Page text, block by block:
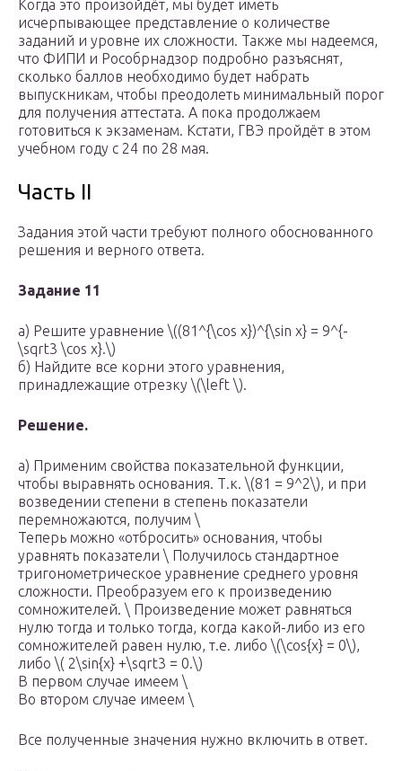
Когда это произойдёт, мы будет иметь
исчерпывающее представление о количестве
заданий и уровне их сложности. Также мы надеемся,
что ФИПИ и Рособрнадзор подробно разъяснят,
сколько баллов необходимо будет набрать
выпускникам, чтобы преодолеть минимальный порог
для получения аттестата. А пока продолжаем
готовиться к экзаменам. Кстати, ГВЭ пройдёт в этом
учебном году с 24 по 28 мая.
Часть II
Задания этой части требуют полного обоснованного
решения и верного ответа.
Задание 11
а) Решите уравнение \((81^{\cos x})^{\sin x} = 9^{-
\sqrt3 \cos x}.\)
б) Найдите все корни этого уравнения,
принадлежащие отрезку \(\left \).
Решение.
а) Применим свойства показательной функции,
чтобы выравнять основания. Т.к. \(81 = 9^2\), и при
возведении степени в степень показатели
перемножаются, получим \
Теперь можно «отбросить» основания, чтобы
уравнять показатели \ Получилось стандартное
тригонометрическое уравнение среднего уровня
сложности. Преобразуем его к произведению
сомножителей. \ Произведение может равняться
нулю тогда и только тогда, когда какой-либо из его
сомножителей равен нулю, т.е. либо \(\cos{x} = 0\),
либо \( 2\sin{x} +\sqrt3 = 0.\)
В первом случае имеем \
Во втором случае имеем \
Все полученные значения нужно включить в ответ.